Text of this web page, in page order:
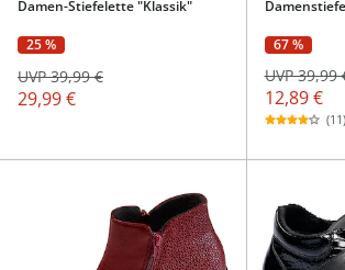
Damen-Stiefelette "Klassik"
25 %
29,99 €
UVP 39,99 €
67 %
12,89 €
UVP 39,99
(11)